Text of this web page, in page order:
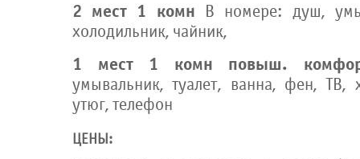
2 мест 1 комн В номере: душ,
холодильник, чайник,
1 мест 1 комн повыш.
умывальник, туалет, ванна, фен, ТВ,
утюг, телефон
ЦЕНЫ: